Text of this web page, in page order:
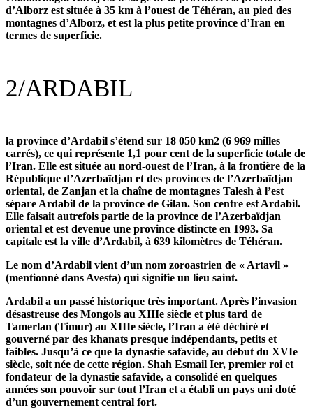
d’Alborz est située à 35 km à l’ouest de Téhéran, au pied des
montagnes d’Alborz, et est la plus petite province d’Iran en
termes de superficie.
2/ARDABIL
la province d’Ardabil s’étend sur 18 050 km2 (6 969 milles
carrés), ce qui représente 1,1 pour cent de la superficie totale de
l’Iran. Elle est située au nord-ouest de l’Iran, à la frontière de la
République d’Azerbaïdjan et des provinces de l’Azerbaïdjan
oriental, de Zanjan et la chaîne de montagnes Talesh à l’est
sépare Ardabil de la province de Gilan. Son centre est Ardabil.
Elle faisait autrefois partie de la province de l’Azerbaïdjan
oriental et est devenue une province distincte en 1993. Sa
capitale est la ville d’Ardabil, à 639 kilomètres de Téhéran.
Le nom d’Ardabil vient d’un nom zoroastrien de « Artavil »
(mentionné dans Avesta) qui signifie un lieu saint.
Ardabil a un passé historique très important. Après l’invasion
désastreuse des Mongols au XIIIe siècle et plus tard de
Tamerlan (Timur) au XIIIe siècle, l’Iran a été déchiré et
gouverné par des khanats presque indépendants, petits et
faibles. Jusqu’à ce que la dynastie safavide, au début du XVIe
siècle, soit née de cette région. Shah Esmail Ier, premier roi et
fondateur de la dynastie safavide, a consolidé en quelques
années son pouvoir sur tout l’Iran et a établi un pays uni doté
d’un gouvernement central fort.